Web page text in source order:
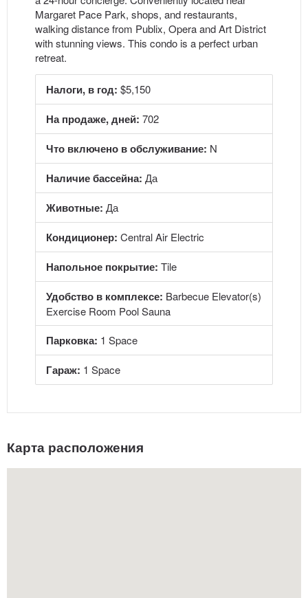
Margaret Pace Park, shops, and restaurants,
walking distance from Publix, Opera and Art District
with stunning views. This condo is a perfect urban
retreat.
Налоги, в год: $5,150
На продаже, дней: 702
Что включено в обслуживание: N
Наличие бассейна: Да
Животные: Да
Кондиционер: Central Air Electric
Напольное покрытие: Tile
Удобство в комплексе: Barbecue Elevator(s)
Exercise Room Pool Sauna
Парковка: 1 Space
Гараж: 1 Space
Карта расположения